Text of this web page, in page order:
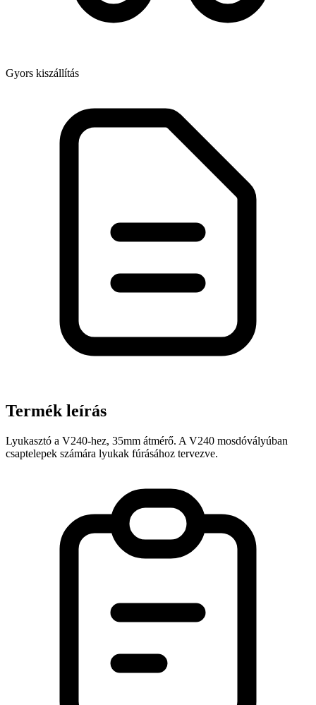
Gyors kiszállítás
Termék leírás
Lyukasztó a V240-hez, 35mm átmérő. A V240 mosdóvályúban
csaptelepek számára lyukak fúrásához tervezve.